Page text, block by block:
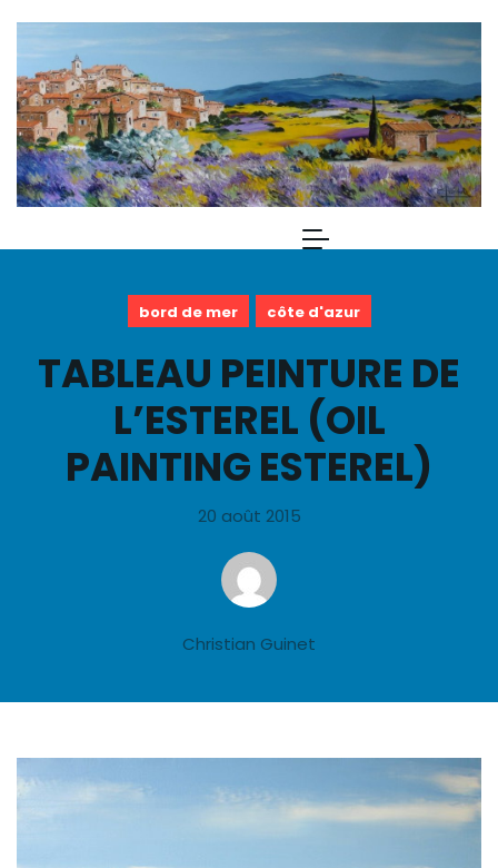
bord de mer côte d'azur
TABLEAU PEINTURE DE
L’ESTEREL (OIL
PAINTING ESTEREL)
20 août 2015
Christian Guinet